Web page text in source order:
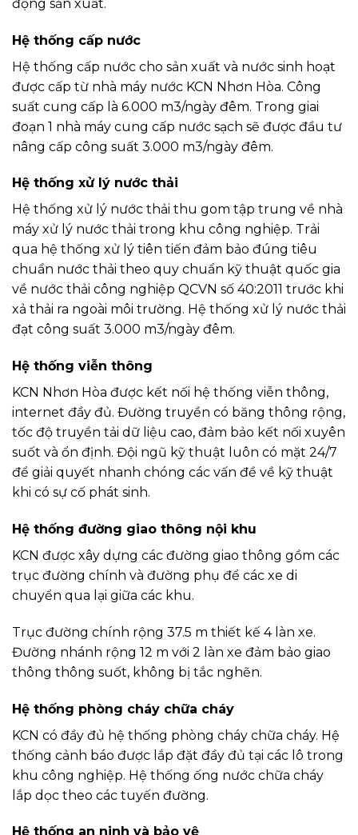
động sản xuất.
Hệ thống cấp nước
Hệ thống cấp nước cho sản xuất và nước sinh hoạt
được cấp từ nhà máy nước KCN Nhơn Hòa. Công
suất cung cấp là 6.000 m3/ngày đêm. Trong giai
đoạn 1 nhà máy cung cấp nước sạch sẽ được đầu tư
nâng cấp công suất 3.000 m3/ngày đêm.
Hệ thống xử lý nước thải
Hệ thống xử lý nước thải thu gom tập trung về nhà
máy xử lý nước thải trong khu công nghiệp. Trải
qua hệ thống xử lý tiên tiến đảm bảo đúng tiêu
chuẩn nước thải theo quy chuẩn kỹ thuật quốc gia
về nước thải công nghiệp QCVN số 40:2011 trước khi
xả thải ra ngoài môi trường. Hệ thống xử lý nước thải
đạt công suất 3.000 m3/ngày đêm.
Hệ thống viễn thông
KCN Nhơn Hòa được kết nối hệ thống viễn thông,
internet đầy đủ. Đường truyền có băng thông rộng,
tốc độ truyền tải dữ liệu cao, đảm bảo kết nối xuyên
suốt và ổn định. Đội ngũ kỹ thuật luôn có mặt 24/7
để giải quyết nhanh chóng các vấn đề về kỹ thuật
khi có sự cố phát sinh.
Hệ thống đường giao thông nội khu
KCN được xây dựng các đường giao thông gồm các
trục đường chính và đường phụ để các xe di
chuyển qua lại giữa các khu.
Trục đường chính rộng 37.5 m thiết kế 4 làn xe.
Đường nhánh rộng 12 m với 2 làn xe đảm bảo giao
thông thông suốt, không bị tắc nghẽn.
Hệ thống phòng cháy chữa cháy
KCN có đầy đủ hệ thống phòng cháy chữa cháy. Hệ
thống cảnh báo được lắp đặt đầy đủ tại các lô trong
khu công nghiệp. Hệ thống ống nước chữa cháy
lắp dọc theo các tuyến đường.
Hệ thống an ninh và bảo vệ